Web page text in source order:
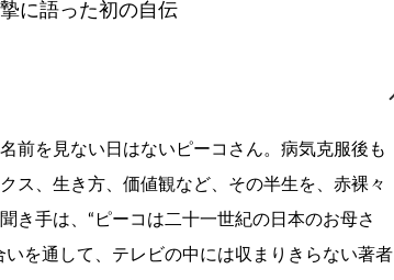
に語った初の自伝
前を見ない日はないピーコさん。病気克服後も
ス、生き方、価値観など、その半生を、赤裸々
き手は、“ピーコは二十一世紀の日本のお母さ
を通して、テレビの中には収まりきらない著者